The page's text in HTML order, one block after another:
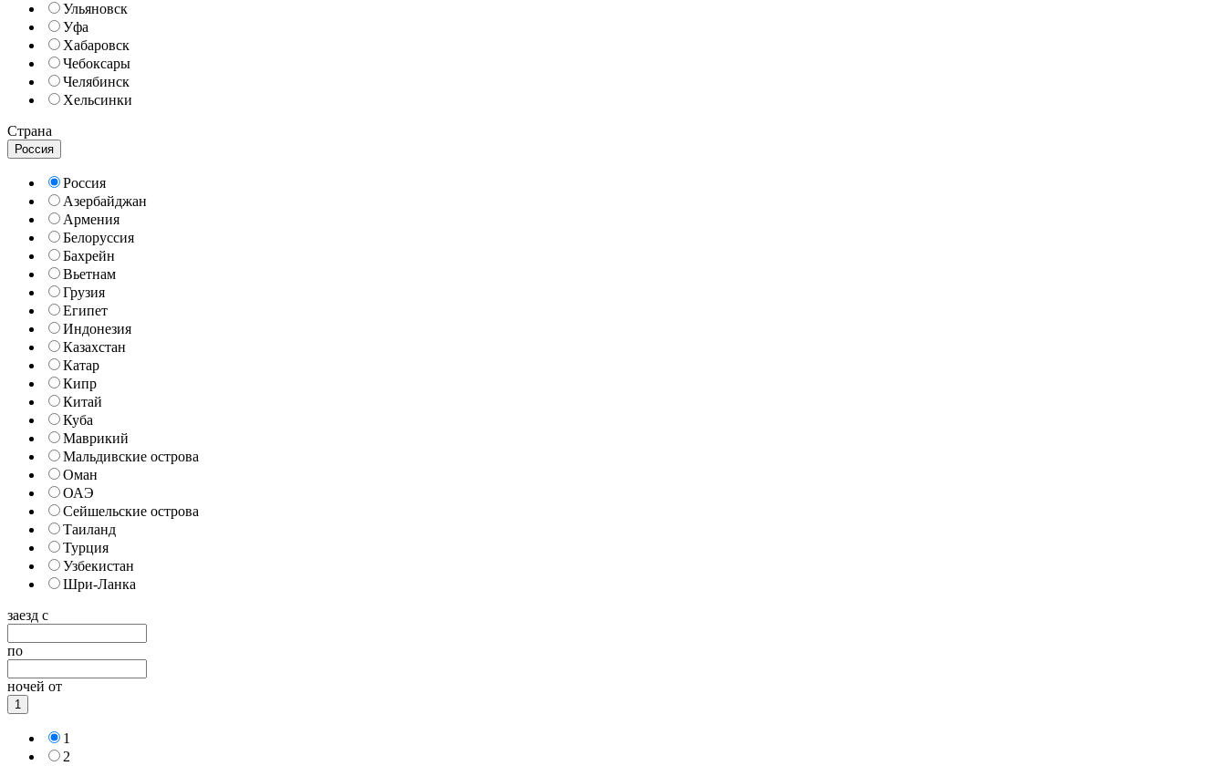
Ульяновск
Уфа
Хабаровск
Чебоксары
Челябинск
Хельсинки
Страна
Россия
Россия
Азербайджан
Армения
Белоруссия
Бахрейн
Вьетнам
Грузия
Египет
Индонезия
Казахстан
Катар
Кипр
Китай
Куба
Маврикий
Мальдивские острова
Оман
ОАЭ
Сейшельские острова
Таиланд
Турция
Узбекистан
Шри-Ланка
заезд с
по
ночей от
1
1
2